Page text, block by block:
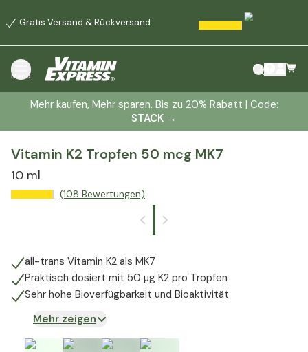
Gratis Versand & Rückversand
Menü
Mehr kaufen, Mehr sparen. Bis zu 20% Rabatt | Code:
STACK →
Vitamin K2 Tropfen 50 mcg MK7
10 ml
(108 Bewertungen)
all-trans Vitamin K2 als MK7
Praktisch dosiert mit 50 µg K2 pro Tropfen
Sehr hohe Bioverfügbarkeit und Bioaktivität
Mehr zeigen